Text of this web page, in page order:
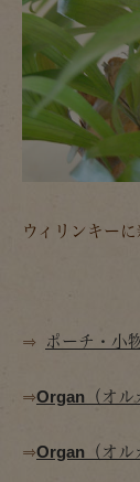
ウィリンキーに
⇒ ポーチ・小
⇒Organ（オル
⇒Organ（オル